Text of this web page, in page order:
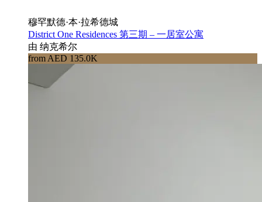
穆罕默德·本·拉希德城
District One Residences 第三期 – 一居室公寓
由 纳克希尔
from AED 135.0K